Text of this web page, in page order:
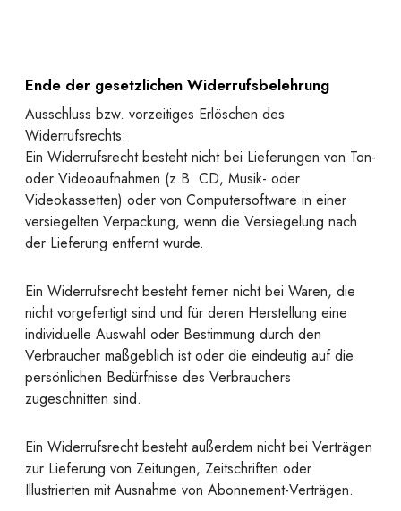
Ende der gesetzlichen Widerrufsbelehrung
Ausschluss bzw. vorzeitiges Erlöschen des
Widerrufsrechts:
Ein Widerrufsrecht besteht nicht bei Lieferungen von Ton-
oder Videoaufnahmen (z.B. CD, Musik- oder
Videokassetten) oder von Computersoftware in einer
versiegelten Verpackung, wenn die Versiegelung nach
der Lieferung entfernt wurde.
Ein Widerrufsrecht besteht ferner nicht bei Waren, die
nicht vorgefertigt sind und für deren Herstellung eine
individuelle Auswahl oder Bestimmung durch den
Verbraucher maßgeblich ist oder die eindeutig auf die
persönlichen Bedürfnisse des Verbrauchers
zugeschnitten sind.
Ein Widerrufsrecht besteht außerdem nicht bei Verträgen
zur Lieferung von Zeitungen, Zeitschriften oder
Illustrierten mit Ausnahme von Abonnement-Verträgen.